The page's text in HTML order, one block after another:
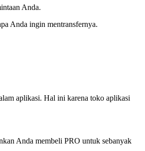
Anda.
Anda ingin mentransfernya.
aplikasi. Hal ini karena toko aplikasi
Anda membeli PRO untuk sebanyak